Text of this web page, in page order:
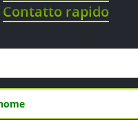
Contatto rapido